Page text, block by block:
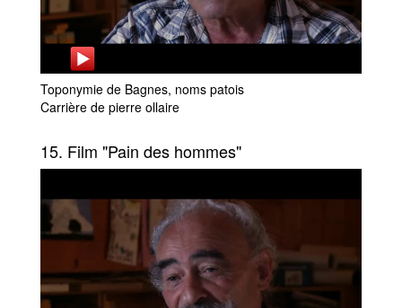
Toponymie de Bagnes, noms patois
Carrière de pierre ollaire
15. Film "Pain des hommes"